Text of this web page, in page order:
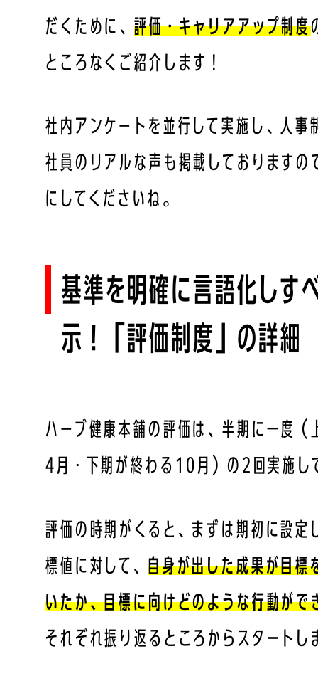
だくために、評価・キャリアアップ制度
ところなくご紹介します！
社内アンケートを並行して実施し、人事
社員のリアルな声も掲載しておりますの
にしてくださいね。
基準を明確に言語化しす
示！「評価制度」の詳細
ハーブ健康本舗の評価は、半期に一度（
4月・下期が終わる10月）の2回実施し
評価の時期がくると、まずは期初に設定
標値に対して、 自身が出した成果が目標
いたか、目標に向けどのような行動がで
それぞれ振り返るところからスタートし